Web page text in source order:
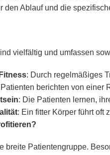
den Ablauf und die
vielfältig und umfassen
: Durch regelmäßiges
berichten von einer
: Die Patienten lernen,
: Ein fitter Körper führt oft
breite Patientengruppe.